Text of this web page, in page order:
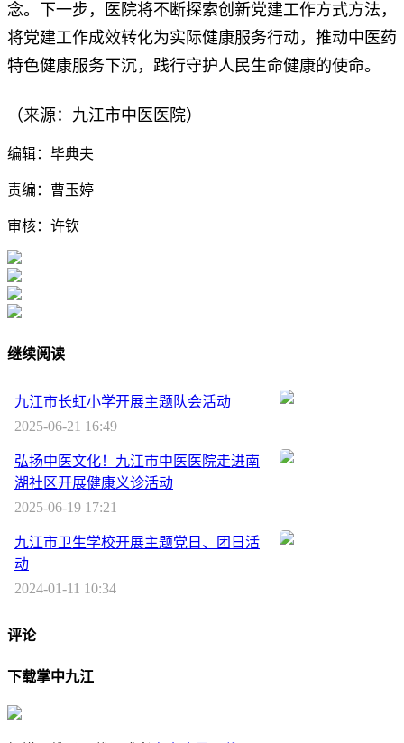
念。下一步，医院将不断探索创新党建工作方式方法，
将党建工作成效转化为实际健康服务行动，推动中医药
特色健康服务下沉，践行守护人民生命健康的使命。
（来源：九江市中医医院）
编辑：毕典夫
责编：曹玉婷
审核：许钦
继续阅读
九江市长虹小学开展主题队会活动
2025-06-21 16:49
弘扬中医文化！九江市中医医院走进南
湖社区开展健康义诊活动
2025-06-19 17:21
九江市卫生学校开展主题党日、团日活
动
2024-01-11 10:34
评论
下载掌中九江